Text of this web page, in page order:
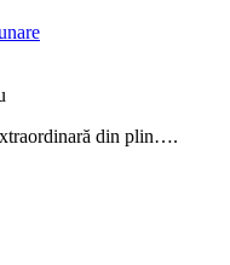
din plin….